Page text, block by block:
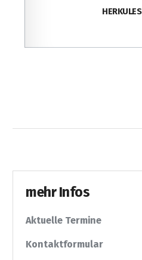
HERKULES
mehr Infos
Aktuelle Termine
Kontaktformular